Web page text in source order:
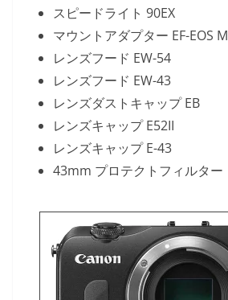
スピードライト 90EX
マウントアダプター EF-EOS M
レンズフード EW-54
レンズフード EW-43
レンズダストキャップ EB
レンズキャップ E52II
レンズキャップ E-43
43mm プロテクトフィルター